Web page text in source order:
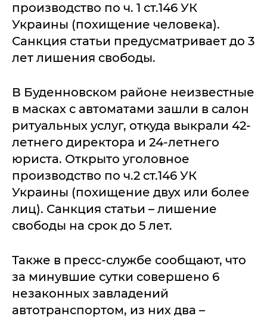
производство по ч. 1 ст.146 УК
Украины (похищение человека).
Санкция статьи предусматривает до 3
лет лишения свободы.
В Буденновском районе неизвестные
в масках с автоматами зашли в салон
ритуальных услуг, откуда выкрали 42-
летнего директора и 24-летнего
юриста. Открыто уголовное
производство по ч.2 ст.146 УК
Украины (похищение двух или более
лиц). Санкция статьи – лишение
свободы на срок до 5 лет.
Также в пресс-службе сообщают, что
за минувшие сутки совершено 6
незаконных завладений
автотранспортом, из них два –